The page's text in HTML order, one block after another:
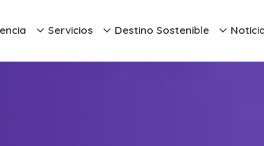
Servicios Destino Sostenible